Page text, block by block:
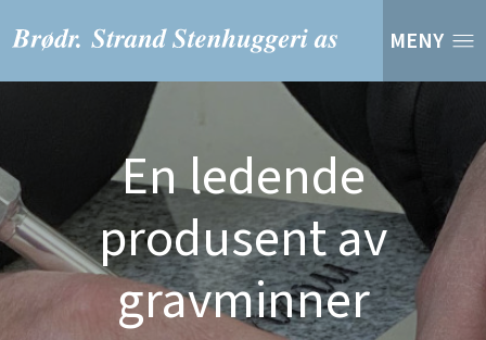
MENY
En ledende
produsent av
gravminner